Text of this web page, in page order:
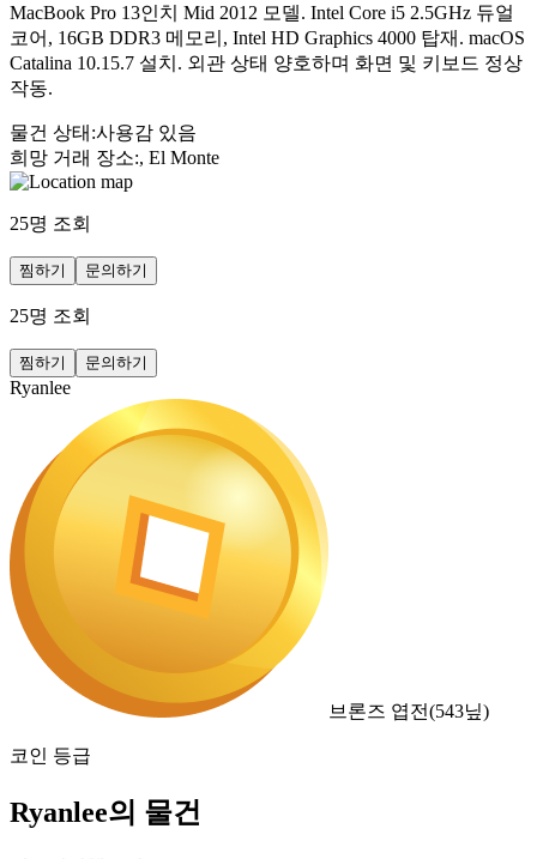
MacBook Pro 13인치 Mid 2012 모델. Intel Core i5 2.5GHz 듀얼
코어, 16GB DDR3 메모리, Intel HD Graphics 4000 탑재. macOS
Catalina 10.15.7 설치. 외관 상태 양호하며 화면 및 키보드 정상
작동.
물건 상태 :사용감 있음
희망 거래 장소:, El Monte
25명 조회
찜하기 문의하기
25명 조회
찜하기 문의하기
Ryanlee
브론즈 엽전(543닢)
코인 등급
Ryanlee의 물건